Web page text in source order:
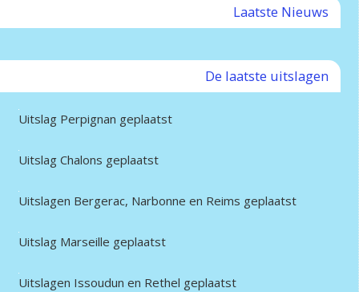
Laatste Nieuws
De laatste uitslagen
Uitslag Perpignan geplaatst
Uitslag Chalons geplaatst
Uitslagen Bergerac, Narbonne en Reims geplaatst
Uitslag Marseille geplaatst
Uitslagen Issoudun en Rethel geplaatst